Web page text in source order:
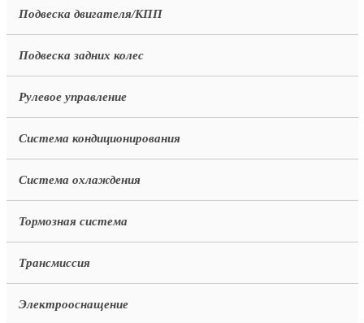
Подвеска двигателя/КПП
Подвеска задних колес
Рулевое управление
Система кондиционирования
Система охлаждения
Тормозная система
Трансмиссия
Электрооснащение